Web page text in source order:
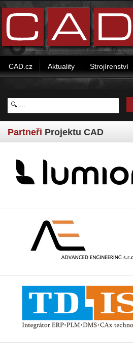
CAD.cz Aktuality Strojírenství
Partneři Projektu CAD